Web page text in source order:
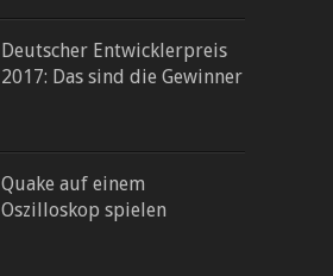
Deutscher Entwicklerpreis
2017: Das sind die Gewinner
Quake auf einem
Oszilloskop spielen